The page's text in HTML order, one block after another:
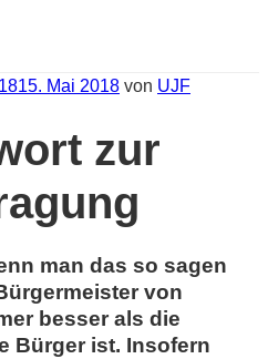
15. Mai 2018 von UJF
zur
man das so sagen
von
besser als die
Bürger ist. Insofern